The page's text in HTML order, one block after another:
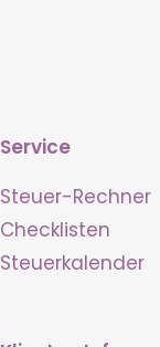
Service
Steuer-Rechner
Checklisten
Steuerkalender